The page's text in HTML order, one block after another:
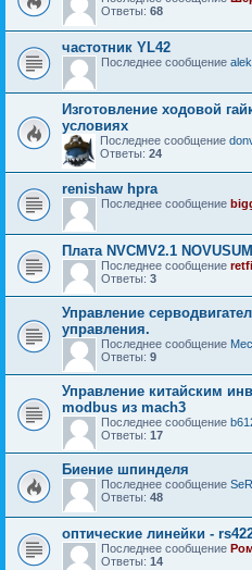
Ответы: 68
частотник YL42
Последнее сообщение
Изготовление ходовой
условиях
Последнее сообщение
Ответы: 24
renishaw hpra
Последнее сообщение
Плата NVCMV2.1 NOVUSUM
Последнее сообщение
Ответы: 3
Управление
управления.
Последнее сообщение
Ответы: 9
Управление китайским
modbus из mach3
Последнее сообщение
Ответы: 17
Биение шпинделя
Последнее сообщение
Ответы: 48
оптические линейки -
Последнее сообщение
Ответы: 14